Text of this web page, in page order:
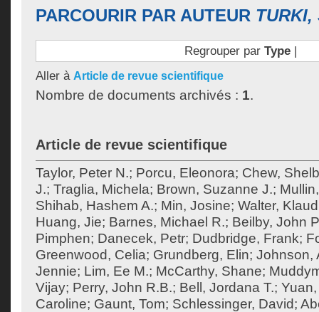
PARCOURIR PAR AUTEUR TURKI,
Regrouper par Type|
Aller à Article de revue scientifique
Nombre de documents archivés : 1.
Article de revue scientifique
Taylor, Peter N.; Porcu, Eleonora; Chew,
J.; Traglia, Michela; Brown, Suzanne J.;
Shihab, Hashem A.; Min, Josine; Walter,
Huang, Jie; Barnes, Michael R.; Beilby, John
Pimphen; Danecek, Petr; Dudbridge, Frank;
Greenwood, Celia; Grundberg, Elin; Johnson,
Jennie; Lim, Ee M.; McCarthy, Shane;
Vijay; Perry, John R.B.; Bell, Jordana T.;
Caroline; Gaunt, Tom; Schlessinger, David;